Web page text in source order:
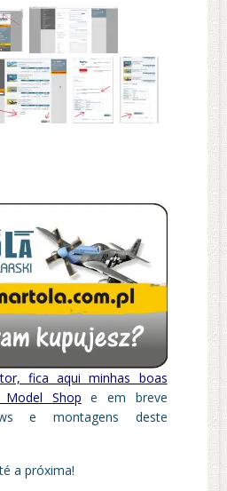
fica aqui minhas boas
Model Shop e em breve
e montagens deste
a próxima!